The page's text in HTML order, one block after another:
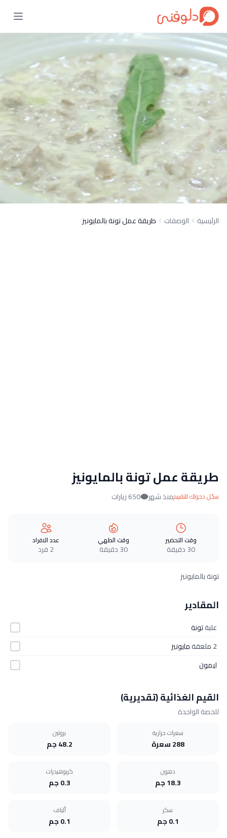
الرئيسية الوصفات طريقة عمل تونة بالمايونيز
طريقة عمل تونة بالمايونيز
سجّل دخولك للتقييممنذ شهر 650 زيارات
وقت التحضير
30 دقيقة
وقت الطهي
30 دقيقة
عدد الافراد
2 فرد
تونة بالمايونيز
المقادير
علبةتونة
2 ملعقة
مايونيز
ليمون
القيم الغذائية (تقديرية)
للحصة الواحدة
سعرات حرارية
288 سعرة
بروتين
48.2 جم
دهون
18.3 جم
كربوهيدرات
0.3 جم
سكر
0.1 جم
ألياف
0.1 جم